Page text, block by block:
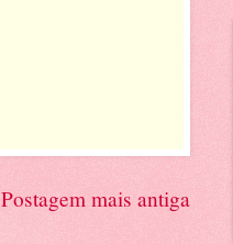
Postagem mais antiga